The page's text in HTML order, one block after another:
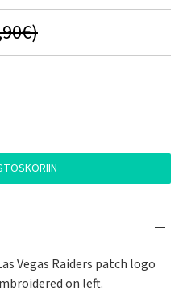
Vegas Raiders patch logo
on left.